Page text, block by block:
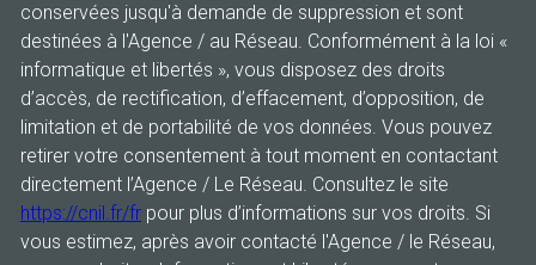
conservées jusqu'à demande de suppression et sont
destinées à l'Agence / au Réseau. Conformément à la loi «
informatique et libertés », vous disposez des droits
d’accès, de rectification, d’effacement, d’opposition, de
limitation et de portabilité de vos données. Vous pouvez
retirer votre consentement à tout moment en contactant
directement l’Agence / Le Réseau. Consultez le site
https://cnil.fr/fr pour plus d’informations sur vos droits. Si
vous estimez, après avoir contacté l'Agence / le Réseau,